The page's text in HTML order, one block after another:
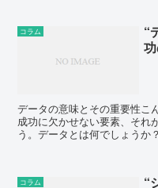
コラム
“
データの意味とその重要性こ
成功に欠かせない要素、それ
う。データとは何でしょうか
コラム
“